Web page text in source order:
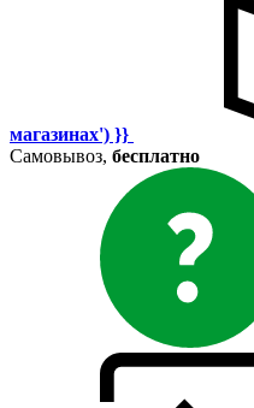
магазинах') }}
Самовывоз, бесплатно